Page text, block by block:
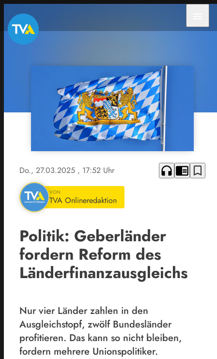
Do., 27.03.2025 , 17:52 Uhr headphones chrome_reader_mode bookmark_border
VON
TVA Onlineredaktion
Politik: Geberländer
fordern Reform des
Länderfinanzausgleichs
Nur vier Länder zahlen in den
Ausgleichstopf, zwölf Bundesländer
profitieren. Das kann so nicht bleiben,
fordern mehrere Unionspolitiker.